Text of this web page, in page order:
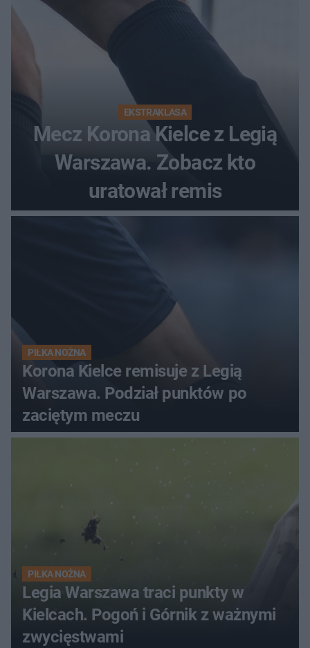
EKSTRAKLASA
Mecz Korona Kielce z Legią
Warszawa. Zobacz kto
uratował remis
PIŁKA NOŻNA
Korona Kielce remisuje z Legią
Warszawa. Podział punktów po
zaciętym meczu
PIŁKA NOŻNA
Legia Warszawa traci punkty w
Kielcach. Pogoń i Górnik z ważnymi
zwycięstwami